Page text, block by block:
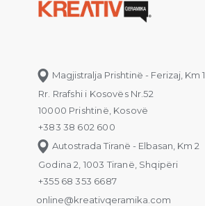
Magjistralja Prishtinë - Ferizaj, Km 1
Rr. Rrafshi i Kosovës Nr.52
10000 Prishtinë, Kosovë
+383 38 602 600
Autostrada Tiranë - Elbasan, Km 2
Godina 2, 1003 Tiranë, Shqipëri
+355 68 353 6687
online@kreativqeramika.com